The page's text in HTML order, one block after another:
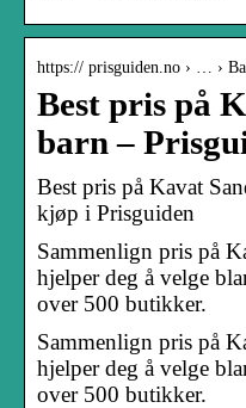
https:// prisguiden.no › … ›
Best pris på
barn –
Best pris på Kavat
kjøp i Prisguiden
Sammenlign pris på
hjelper deg å velge
over 500 butikker.
Sammenlign pris på
hjelper deg å velge
over 500 butikker.